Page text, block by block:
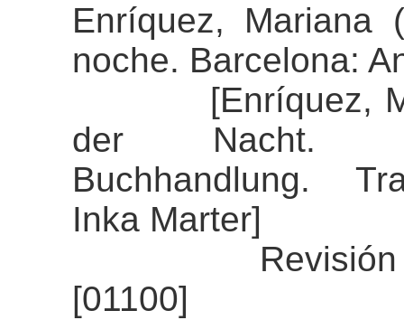
Enríquez, Mariana
noche. Barcelona:
[Enríquez,
der Nacht.
Buchhandlung.
Inka Marter]
Revisión del
[01100]